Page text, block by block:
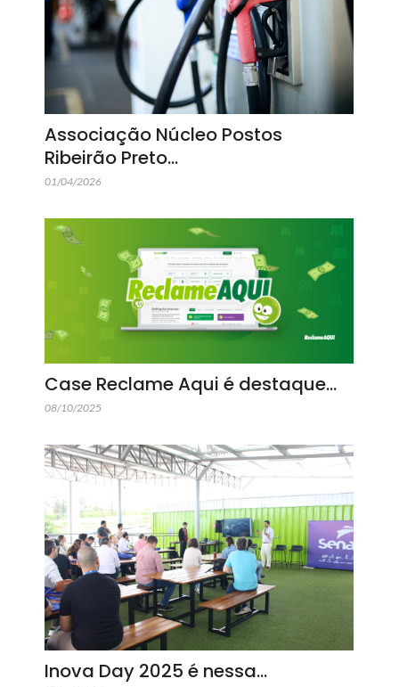
Associação Núcleo Postos
Ribeirão Preto…
01/04/2026
Case Reclame Aqui é destaque…
08/10/2025
Inova Day 2025 é nessa…